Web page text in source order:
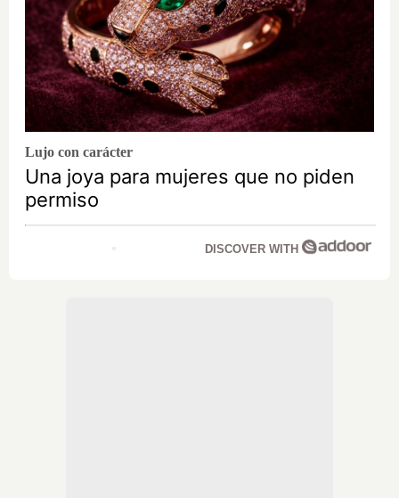
Lujo con carácter
Una joya para mujeres que no piden
permiso
DISCOVER WITH